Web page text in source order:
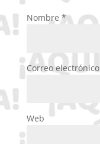
Nombre *
Correo electrónico
Web